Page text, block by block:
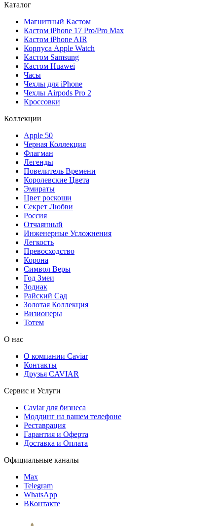
Каталог
Магнитный Кастом
Кастом iPhone 17 Pro/Pro Max
Кастом iPhone AIR
Корпуса Apple Watch
Кастом Samsung
Кастом Huawei
Часы
Чехлы для iPhone
Чехлы Airpods Pro 2
Кроссовки
Коллекции
Apple 50
Черная Коллекция
Флагман
Легенды
Повелитель Времени
Королевские Цвета
Эмираты
Цвет роскоши
Секрет Любви
Россия
Отчаянный
Инженерные Усложнения
Легкость
Превосходство
Корона
Символ Веры
Год Змеи
Зодиак
Райский Сад
Золотая Коллекция
Визионеры
Тотем
О нас
О компании Caviar
Контакты
Друзья CAVIAR
Сервис и Услуги
Caviar для бизнеса
Моддинг на вашем телефоне
Реставрация
Гарантия и Оферта
Доставка и Оплата
Официальные каналы
Max
Telegram
WhatsApp
ВКонтакте